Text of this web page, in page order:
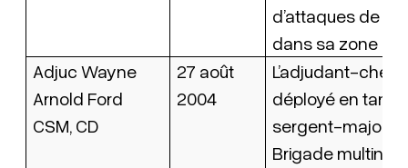
d’attaques de
dans sa zone
Adjuc Wayne
Arnold Ford
CSM, CD
27 août
2004
L’adjudant-chef
déployé en tant
sergent-major
Brigade